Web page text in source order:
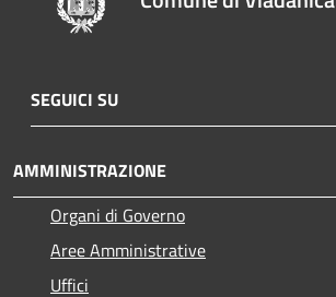
SEGUICI SU
AMMINISTRAZIONE
Organi di Governo
Aree Amministrative
Uffici